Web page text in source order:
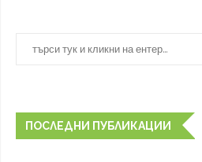
ПОСЛЕДНИ ПУБЛИКАЦИИ